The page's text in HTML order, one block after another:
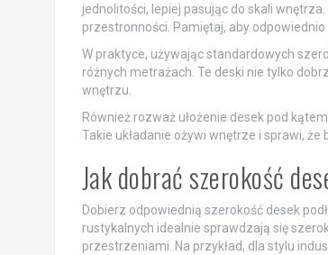
jednolitości, lepiej pasując do skali
przestronności. Pamiętaj, aby
W praktyce, używając standardowych
różnych metrażach. Te deski nie tylko
wnętrzu.
Również rozważ ułożenie desek pod
Takie układanie ożywi wnętrze i sprawi,
Jak dobrać szerokość
Dobierz odpowiednią szerokość desek
rustykalnych idealnie sprawdzają się
przestrzeniami. Na przykład, dla stylu